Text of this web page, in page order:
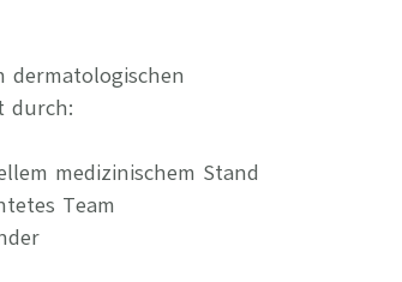
dermatologischen
durch:
medizinischem Stand
Team